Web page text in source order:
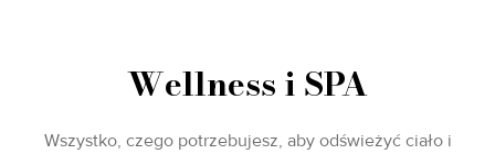
Wellness i SPA
Wszystko, czego potrzebujesz, aby odświeżyć ciało i